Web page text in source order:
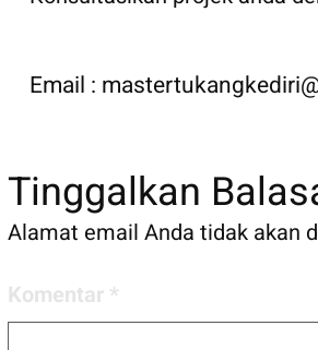
Email :
Tinggalkan
Alamat email Anda tidak akan
Komentar *